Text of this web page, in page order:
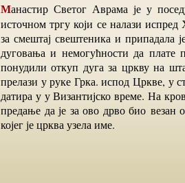
Манастир Светог Аврама је у поседу Грчке православне цркве и налази се на северо-
источном тргу који се налази
за смештај свештеника и
дуговања и немогућности да плате
понудили откуп дуга за цркву на
прелази у руке Грка. испод Цркве, у
датира у у Византијско време. На
предање да је за ово дрво био
којег је црква узела име.